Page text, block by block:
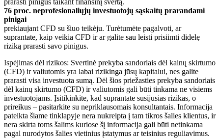
76 proc. neprofesionaliųjų investuotojų sąskaitų prarandami
pinigai
prekiaujant CFD su šiuo teikėju. Turėtumėte pagalvoti, ar
suprantate, kaip veikia CFD ir ar galite sau leisti prisiimti didelę
riziką prarasti savo pinigus.
Ispėjimas dėl rizikos: Svertinė prekyba sandoriais dėl kainų skirtumo
(CFD) ir valiutomis yra labai rizikinga jūsų kapitalui, nes galite
prarasti visa investuota sumą. Dėl šios priežasties prekyba sandoriais
dėl kainų skirtumo (CFD) ir valiutomis gali būti tinkama ne visiems
investuotojams. Įsitikinkite, kad suprantate susijusias rizikas, o
prireikus – pasitarkite su nepriklausomais konsultantais. Informacija
pateikta šiame tinklapyje nera nukreipta į tam tikros šalies klientus, ir
nera skirta toms šalims kuriose šį informacija gali būti netinkama
pagal nurodytos šalies vietinius įstatymus ar teisinius reguliavimus.